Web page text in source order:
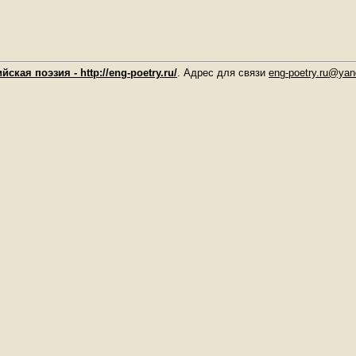
поэзия - http://eng-poetry.ru/. Адрес для связи eng-